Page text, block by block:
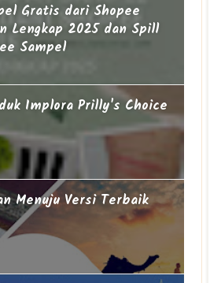
Gratis dari Shopee
Lengkap 2025 dan Spill
Sampel
Implora Prilly's Choice
Menuju Versi Terbaik